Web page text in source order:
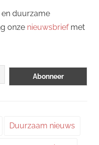
duurzame
onze nieuwsbriefmet
Duurzaam nieuws